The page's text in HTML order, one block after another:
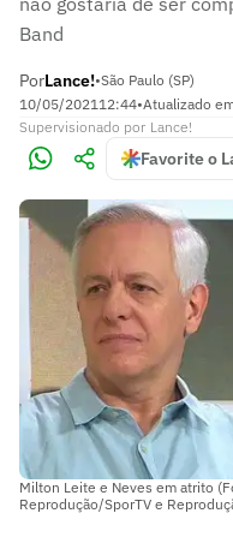
Band
PorLance!•São Paulo (SP)
10/05/202112:44•Atualizado
Supervisionado por Lance!
Favorite o
Milton Leite e Neves em atrito
Reprodução/SporTV e